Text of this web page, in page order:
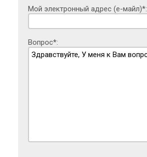
Мой электронный адрес (е-майл)*:
Вопрос*: